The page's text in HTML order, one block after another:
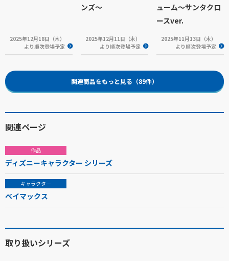
2025年12月18日（木）
より順次登場予定
ンズ～
2025年12月11日（木）
より順次登場予定
ューム～サンタクロ
ースver.
2025年11月13日（木）
より順次登場予定
関連商品をもっと見る（89件）
関連ページ
作品
ディズニーキャラクター シリーズ
キャラクター
ベイマックス
取り扱いシリーズ